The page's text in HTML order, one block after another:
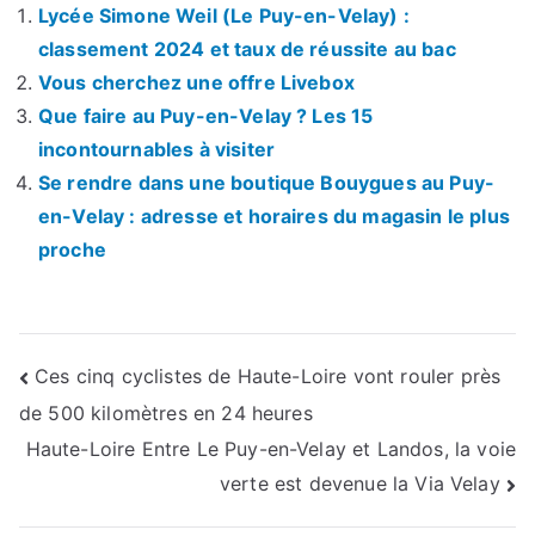
Lycée Simone Weil (Le Puy-en-Velay) :
classement 2024 et taux de réussite au bac
Vous cherchez une offre Livebox
Que faire au Puy-en-Velay ? Les 15
incontournables à visiter
Se rendre dans une boutique Bouygues au Puy-
en-Velay : adresse et horaires du magasin le plus
proche
Navigation
de
Ces cinq cyclistes de Haute-Loire vont rouler près
de 500 kilomètres en 24 heures
Haute-Loire Entre Le Puy-en-Velay et Landos, la voie
verte est devenue la Via Velay